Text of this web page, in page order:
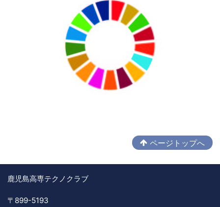
ページトップへ
鹿児島高専テクノクラブ
〒899-5193